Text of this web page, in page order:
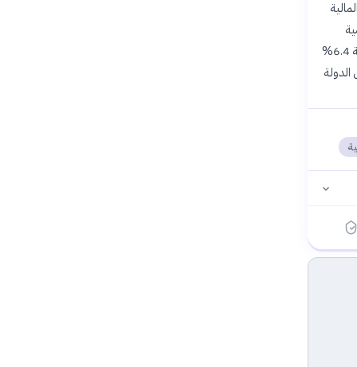
المالية
للتأمين الاجتماعي يبلغ 238.55 مليار جنيه للعام المالي 2025/2026، مع زيادة سنوية مركبة بنسبة 6.4%
الدولة